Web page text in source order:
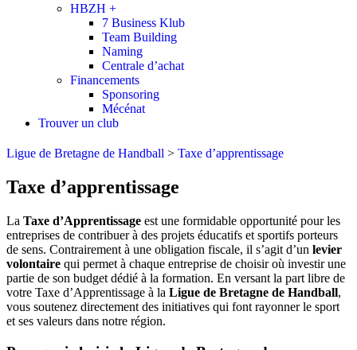
HBZH +
7 Business Klub
Team Building
Naming
Centrale d’achat
Financements
Sponsoring
Mécénat
Trouver un club
Ligue de Bretagne de Handball > Taxe d’apprentissage
Taxe d’apprentissage
La Taxe d’Apprentissage est une formidable opportunité pour les
entreprises de contribuer à des projets éducatifs et sportifs porteurs
de sens. Contrairement à une obligation fiscale, il s’agit d’un levier
volontaire qui permet à chaque entreprise de choisir où investir une
partie de son budget dédié à la formation. En versant la part libre de
votre Taxe d’Apprentissage à la Ligue de Bretagne de Handball,
vous soutenez directement des initiatives qui font rayonner le sport
et ses valeurs dans notre région.